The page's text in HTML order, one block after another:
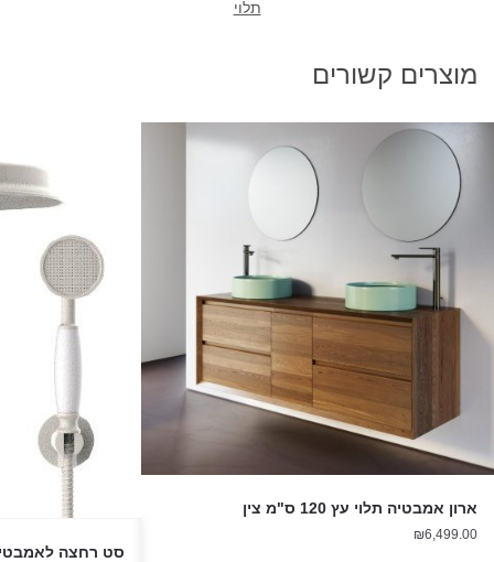
תלוי
מוצרים קשורים
ארון אמבטיה תלוי עץ 120 ס"מ צין
₪6,499.00
סט רחצה לאמבטיה